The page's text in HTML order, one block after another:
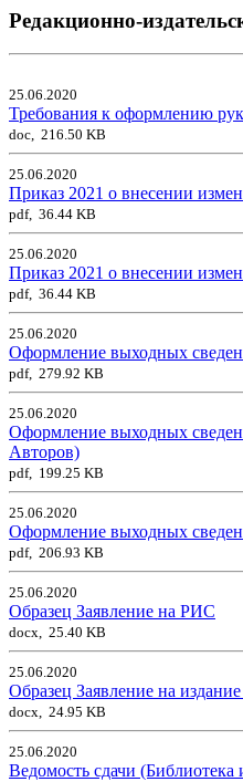
Редакционно-
25.06.2020
Требования к оформлению
doc, 216.50 KB
25.06.2020
Приказ 2021 о внесении
pdf, 36.44 KB
25.06.2020
Приказ 2021 о внесении
pdf, 36.44 KB
25.06.2020
Оформление выходных
pdf, 279.92 KB
25.06.2020
Оформление выходных
Авторов)
pdf, 199.25 KB
25.06.2020
Оформление выходных
pdf, 206.93 KB
25.06.2020
Образец Заявление на РИС
docx, 25.40 KB
25.06.2020
Образец Заявление на
docx, 24.95 KB
25.06.2020
Ведомость сдачи